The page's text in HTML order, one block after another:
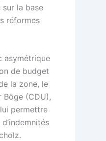
la base
réformes
asymétrique
de budget
la zone, le
Böge (CDU),
permettre